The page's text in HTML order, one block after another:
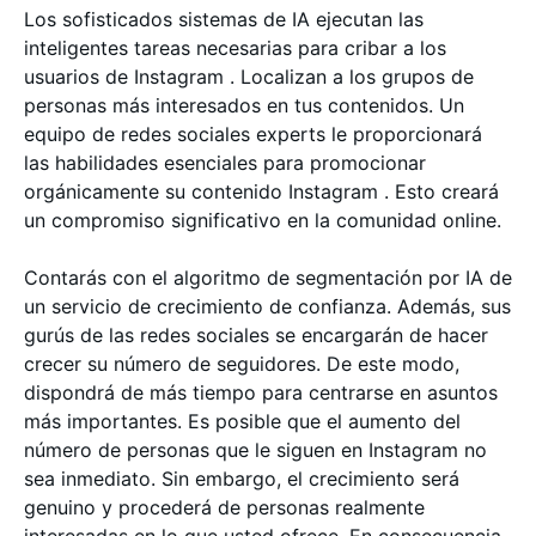
Los sofisticados sistemas de IA ejecutan las
inteligentes tareas necesarias para cribar a los
usuarios de Instagram . Localizan a los grupos de
personas más interesados en tus contenidos. Un
equipo de redes sociales experts le proporcionará
las habilidades esenciales para promocionar
orgánicamente su contenido Instagram . Esto creará
un compromiso significativo en la comunidad online.
Contarás con el algoritmo de segmentación por IA de
un servicio de crecimiento de confianza. Además, sus
gurús de las redes sociales se encargarán de hacer
crecer su número de seguidores. De este modo,
dispondrá de más tiempo para centrarse en asuntos
más importantes. Es posible que el aumento del
número de personas que le siguen en Instagram no
sea inmediato. Sin embargo, el crecimiento será
genuino y procederá de personas realmente